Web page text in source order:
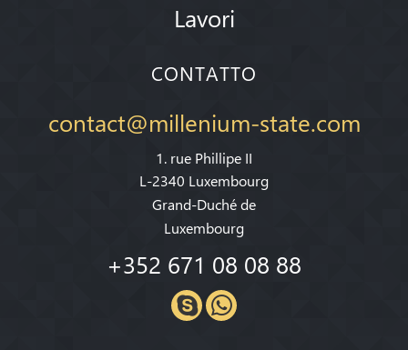
Lavori
CONTATTO
contact@millenium-state.com
1. rue Phillipe II
L-2340 Luxembourg
Grand-Duché de
Luxembourg
+352 671 08 08 88